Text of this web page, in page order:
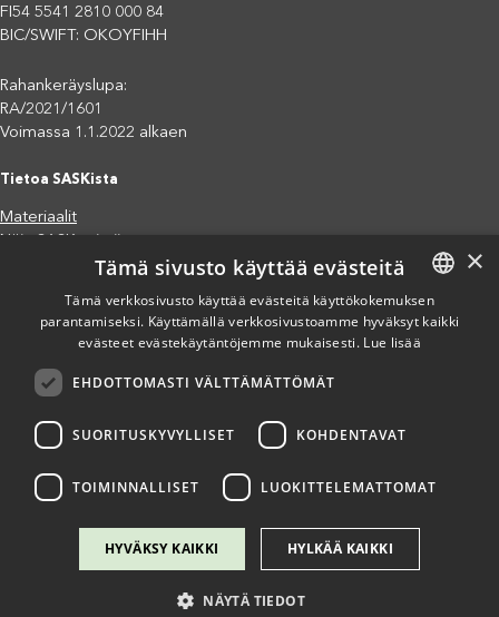
FI54 5541 2810 000 84
BIC/SWIFT: OKOYFIHH
Rahankeräyslupa:
RA/2021/1601
Voimassa 1.1.2022 alkaen
Tietoa SASKista
Materiaalit
Jäsenjärjestöt
Saavutettavuusseloste
Tietosuojaseloste
Eettiset periaatteet (pdf)
Lahjoita
Osallistu
Liity kannatusjäseneksi
Ilmoita väärinkäytösepäilystä
Copyright @ SASK 2024
FINNISH
×
Tämä sivusto käyttää evästeitä
Tämä verkkosivusto käyttää evästeitä käyttökokemuksen
parantamiseksi. Käyttämällä verkkosivustoamme hyväksyt kaikki
evästeet evästekäytäntöjemme mukaisesti. Lue lisää
EHDOTTOMASTI VÄLTTÄMÄTTÖMÄT
SUORITUSKYVYLLISET KOHDENTAVAT
TOIMINNALLISET LUOKITTELEMATTOMAT
HYVÄKSY KAIKKI HYLKÄÄ KAIKKI
NÄYTÄ TIEDOT